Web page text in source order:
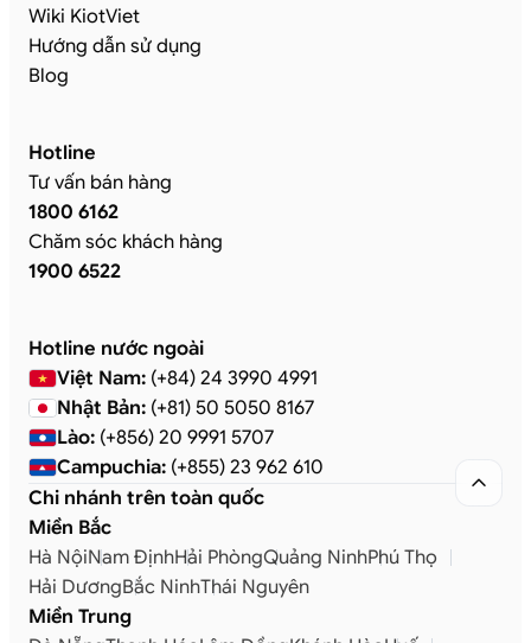
Wiki KiotViet
Hướng dẫn sử dụng
Blog
Hotline
Tư vấn bán hàng
1800 6162
Chăm sóc khách hàng
1900 6522
Hotline nước ngoài
Việt Nam: (+84) 24 3990 4991
Nhật Bản: (+81) 50 5050 8167
Lào: (+856) 20 9991 5707
Campuchia: (+855) 23 962 610

Chi nhánh trên toàn quốc
Miền Bắc
Hà NộiNam ĐịnhHải PhòngQuảng NinhPhú Thọ
Hải DươngBắc NinhThái Nguyên
Miền Trung